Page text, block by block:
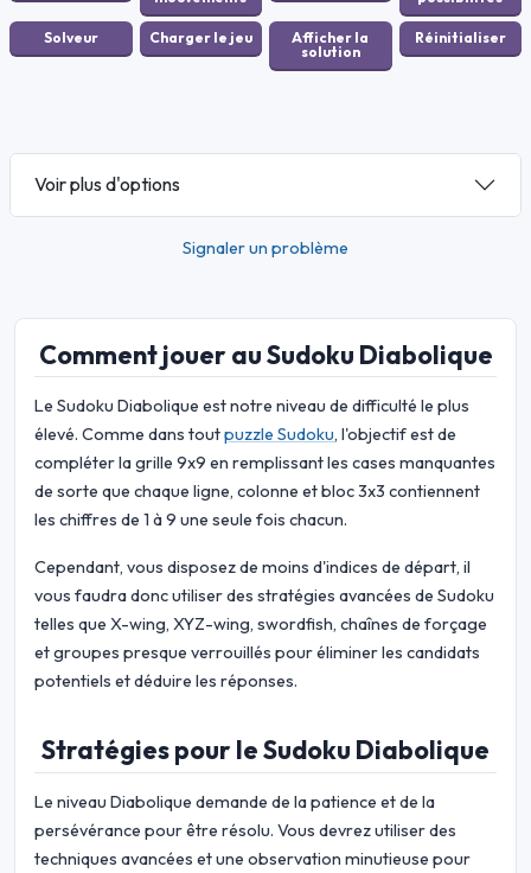
Voir plus d'options
Signaler un problème
Comment jouer au Sudoku Diabolique
Le Sudoku Diabolique est notre niveau de difficulté le plus
élevé. Comme dans toutpuzzle Sudoku, l'objectif est de
compléter la grille 9x9 en remplissant les cases manquantes
de sorte que chaque ligne, colonne et bloc 3x3 contiennent
les chiffres de 1 à 9 une seule fois chacun.
Cependant, vous disposez de moins d'indices de départ, il
vous faudra donc utiliser des stratégies avancées de Sudoku
telles que X-wing, XYZ-wing, swordfish, chaînes de forçage
et groupes presque verrouillés pour éliminer les candidats
potentiels et déduire les réponses.
Stratégies pour le Sudoku Diabolique
Le niveau Diabolique demande de la patience et de la
persévérance pour être résolu. Vous devrez utiliser des
techniques avancées et une observation minutieuse pour